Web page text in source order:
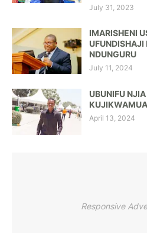
July 31, 2023
IMARISHENI
NDUNGURU
July 11, 2024
UBUNIFU
April 13, 2024
Responsive